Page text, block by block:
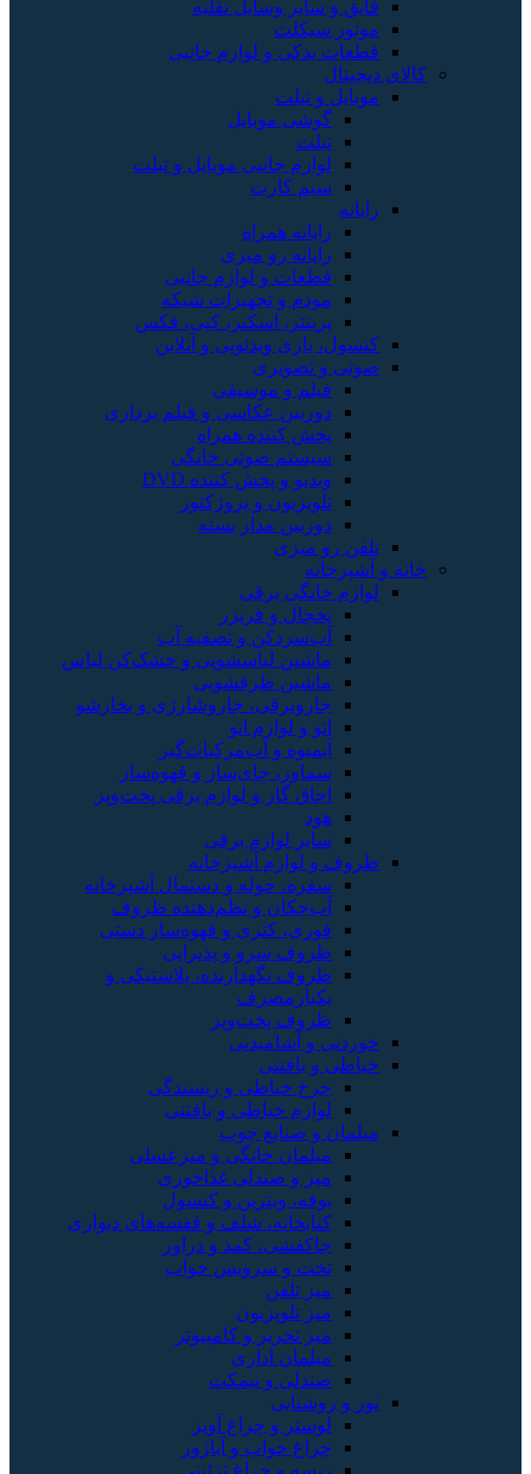
قایق و سایر وسایل نقلیه
موتور سیکلت
قطعات یدکی و لوازم جانبی
کالای دیجیتال
موبایل و تبلت
گوشی موبایل
تبلت
لوازم جانبی موبایل و تبلت
سیم کارت
رایانه
رایانه همراه
رایانه رو میزی
قطعات و لوازم جانبی
مودم و تجهیزات شبکه
پرینتر، اسکنر، کپی، فکس
کنسول، بازی‌ ویدئویی و آنلاین
صوتی و تصویری
فیلم و موسیقی
دوربین عکاسی و فیلم برداری
پخش کننده همراه
سیستم صوتی خانگی
ویدیو و پخش کننده DVD
تلویزیون و پروژکتور
دوربین مدار بسته
تلفن رو میزی
خانه و آشپزخانه
لوازم خانگی برقی
یخچال و فریزر
آب‌سردکن و تصفیه آب
ماشین لباسشویی و خشک‌کن لباس
ماشین ظرفشویی
جاروبرقی، جاروشارژی و بخارشو
اتو و لوازم اتو
آبمیوه و آب‌مرکبات‌گیر
سماور، چای‌ساز و قهوه‌ساز
اجاق گاز و لوازم برقی پخت‌وپز
هود
سایر لوازم برقی
ظروف و لوازم آشپزخانه
سفره، حوله و دستمال آشپزخانه
آب‌چکان و نظم‌دهنده ظروف
قوری، کتری و قهوه‌ساز دستی
ظروف سرو و پذیرایی
ظروف نگهدارنده، پلاستیکی و
یکبارمصرف
ظروف پخت‌وپز
خوردنی و آشامیدنی
خیاطی و بافتنی
چرخ خیاطی و ریسندگی
لوازم خیاطی و بافتنی
مبلمان و صنایع چوب
مبلمان خانگی و میزعسلی
میز و صندلی غذاخوری
بوفه، ویترین و کنسول
کتابخانه، شلف و قفسه‌های دیواری
جاکفشی، کمد و دراور
تخت و سرویس خواب
میز تلفن
میز تلویزیون
میز تحریر و کامپیوتر
مبلمان اداری
صندلی و نیمکت
نور و روشنایی
لوستر و چراغ آویز
چراغ خواب و آباژور